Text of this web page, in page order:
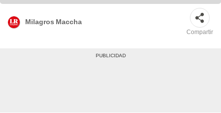
Milagros Maccha
Compartir